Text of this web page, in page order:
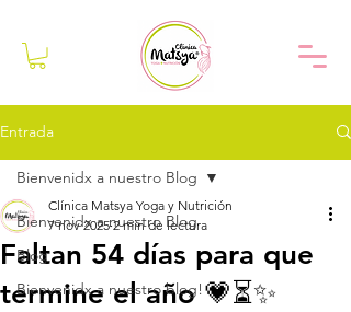
Entrada
Bienvenidx a nuestro Blog
Blog
Bienvenidx a nuestro blog!
Bienvenidx a nuestro Blog
Faltan 54 días para que
termine el año 💗⏳✨
Clínica Matsya Yoga y Nutrición
7 nov 2025 2 min de lectura